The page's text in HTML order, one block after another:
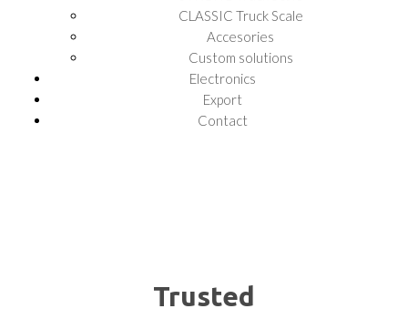
CLASSIC Truck Scale
Accesories
Custom solutions
Electronics
Export
Contact
Trusted